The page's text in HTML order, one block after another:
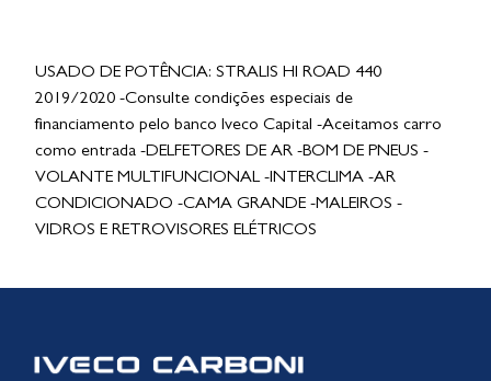
USADO DE POTÊNCIA: STRALIS HI ROAD 440
2019/2020 -Consulte condições especiais de
financiamento pelo banco Iveco Capital -Aceitamos carro
como entrada -DELFETORES DE AR -BOM DE PNEUS -
VOLANTE MULTIFUNCIONAL -INTERCLIMA -AR
CONDICIONADO -CAMA GRANDE -MALEIROS -
VIDROS E RETROVISORES ELÉTRICOS